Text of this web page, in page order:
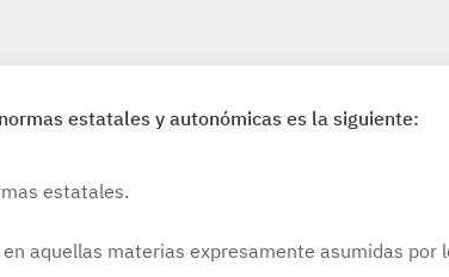
estatales y autonómicas es la siguiente:
estatales.
aquellas materias expresamente asumidas por